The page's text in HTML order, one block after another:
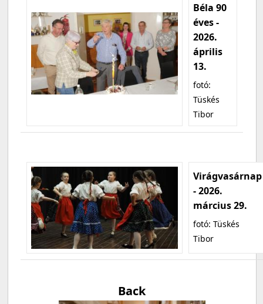
Béla 90
éves -
2026.
április
13.
fotó:
Tüskés
Tibor
Virágvasárnap
- 2026.
március 29.
fotó: Tüskés
Tibor
Back